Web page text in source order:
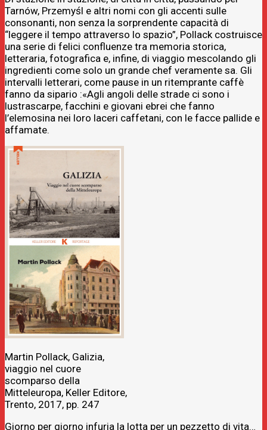
Tarnów, Przemyśl e altri nomi con gli accenti sulle
consonanti, non senza la sorprendente capacità di
“leggere il tempo attraverso lo spazio”, Pollack costruisce
una serie di felici confluenze tra memoria storica,
letteraria, fotografica e, infine, di viaggio mescolando gli
ingredienti come solo un grande chef veramente sa. Gli
intervalli letterari, come pause in un ritemprante caffè
fanno da sipario :«Agli angoli delle strade ci sono i
lustrascarpe, facchini e giovani ebrei che fanno
l’elemosina nei loro laceri caffetani, con le facce pallide e
affamate.
Martin Pollack, Galizia,
viaggio nel cuore
scomparso della
Mitteleuropa, Keller Editore,
Trento, 2017, pp. 247
Giorno per giorno infuria la lotta per un pezzetto di vita…